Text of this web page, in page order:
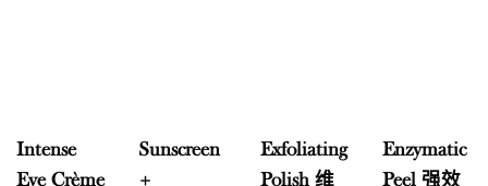
Intense
Eye Crème
Sunscreen
+
Exfoliating
Polish 维
Enzymatic
Peel 强效